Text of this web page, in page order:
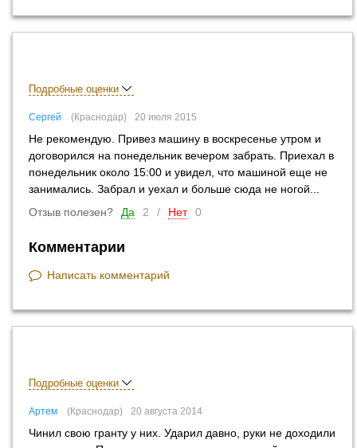
Подробные оценки
Сергей Краснодар 20 июля 2015
Не рекомендую. Привез машину в воскресенье утром и
договорился на понедельник вечером забрать. Приехал в
понедельник около 15:00 и увидел, что машиной еще не
занимались. Забрал и уехал и больше сюда не ногой...
Отзыв полезен?
Да 2 / Нет 0
Комментарии
Написать комментарий
Подробные оценки
Артем Краснодар 20 августа 2014
Чинил свою гранту у них. Ударил давно, руки не доходили